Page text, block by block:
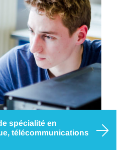
apprentissage. Un mode de
spécialité en
télécommunications